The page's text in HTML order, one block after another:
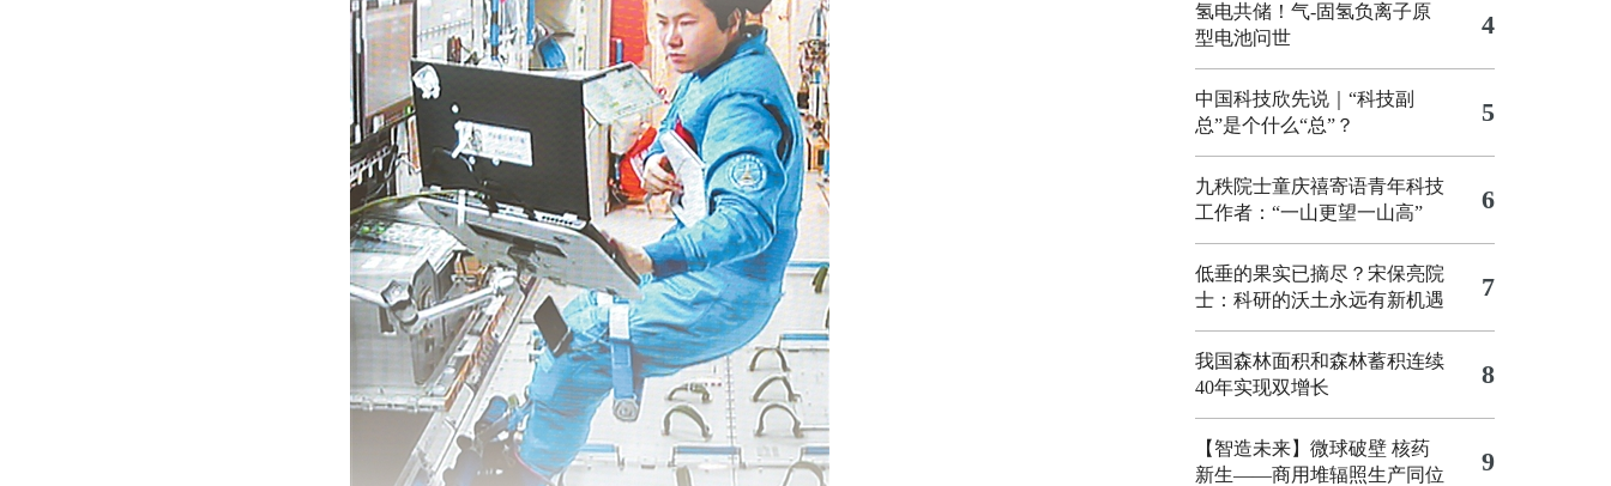
氢电共储！气-固氢负离子原
型电池问世
4
中国科技欣先说｜“科技副
总”是个什么“总”？
5
九秩院士童庆禧寄语青年科技
工作者：“一山更望一山高”
6
低垂的果实已摘尽？宋保亮院
士：科研的沃土永远有新机遇
7
我国森林面积和森林蓄积连续
40年实现双增长
8
【智造未来】微球破壁 核药
新生——商用堆辐照生产同位
9